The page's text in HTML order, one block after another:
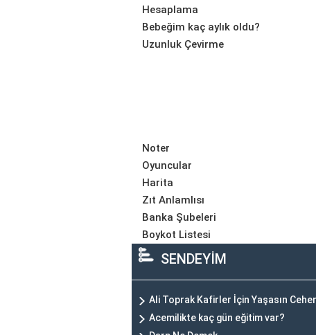
Hesaplama
Bebeğim kaç aylık oldu?
Uzunluk Çevirme
Noter
Oyuncular
Harita
Zıt Anlamlısı
Banka Şubeleri
Boykot Listesi
SENDEYİM
Ali Toprak Kafirler İçin Yaşasın
Acemilikte kaç gün eğitim var?